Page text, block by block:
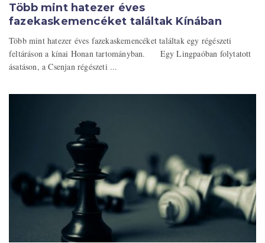
Több mint hatezer éves
fazekaskemencéket találtak Kínában
Több mint hatezer éves fazekaskemencéket találtak egy régészeti
feltáráson a kínai Honan tartományban. Egy Lingpaóban folytatott
ásatáson, a Csenjan régészeti ...